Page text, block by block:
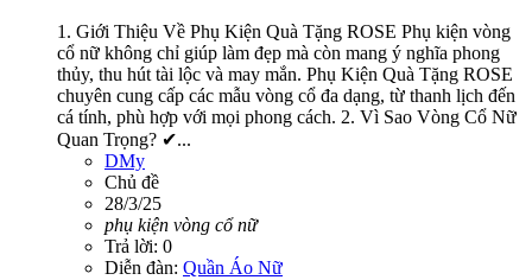
1. Giới Thiệu Về Phụ Kiện Quà Tặng ROSE Phụ kiện vòng
cổ nữ không chỉ giúp làm đẹp mà còn mang ý nghĩa phong
thủy, thu hút tài lộc và may mắn. Phụ Kiện Quà Tặng ROSE
chuyên cung cấp các mẫu vòng cổ đa dạng, từ thanh lịch đến
cá tính, phù hợp với mọi phong cách. 2. Vì Sao Vòng Cổ Nữ
Quan Trọng? ✔...
DMy
Chủ đề
28/3/25
phụ kiện vòng cổ nữ
Trả lời: 0
Diễn đàn: Quần Áo Nữ